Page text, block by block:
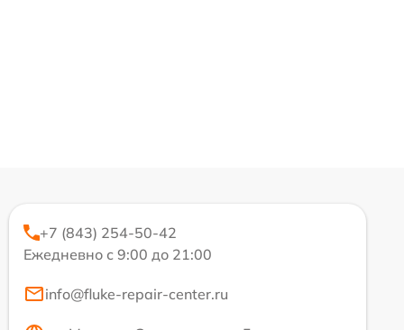
+7 (843) 254-50-42
Ежедневно с 9:00 до 21:00
info@fluke-repair-center.ru